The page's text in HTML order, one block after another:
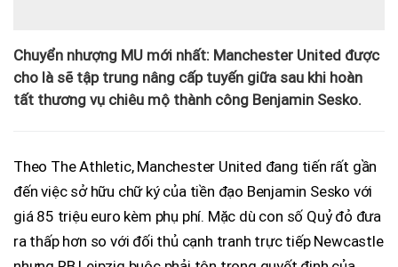
Chuyển nhượng MU mới nhất: Manchester United được
cho là sẽ tập trung nâng cấp tuyến giữa sau khi hoàn
tất thương vụ chiêu mộ thành công Benjamin Sesko.
Theo The Athletic, Manchester United đang tiến rất gần
đến việc sở hữu chữ ký của tiền đạo Benjamin Sesko với
giá 85 triệu euro kèm phụ phí. Mặc dù con số Quỷ đỏ đưa
ra thấp hơn so với đối thủ cạnh tranh trực tiếp Newcastle